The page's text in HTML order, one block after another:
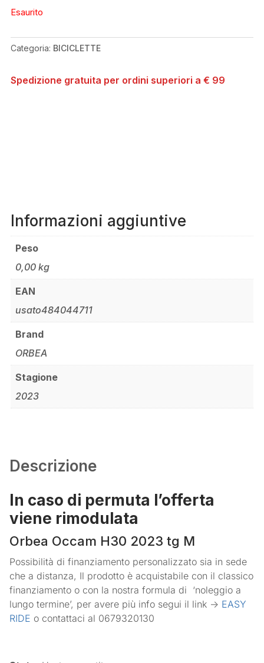
Esaurito
Categoria: BICICLETTE
Spedizione gratuita per ordini superiori a € 99
Informazioni aggiuntive
Peso
0,00 kg
EAN
usato484044711
Brand
ORBEA
Stagione
2023
Descrizione
In caso di permuta l’offerta
viene rimodulata
Orbea Occam H30 2023 tg M
Possibilità di finanziamento personalizzato sia in sede
che a distanza, Il prodotto è acquistabile con il classico
finanziamento o con la nostra formula di ‘noleggio a
lungo termine’, per avere più info segui il link -> EASY
RIDE o contattaci al 0679320130